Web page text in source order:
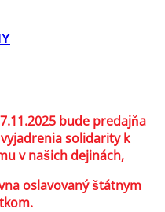
bude predajňa
solidarity k
v našich dejinách,
oslavovaný štátnym